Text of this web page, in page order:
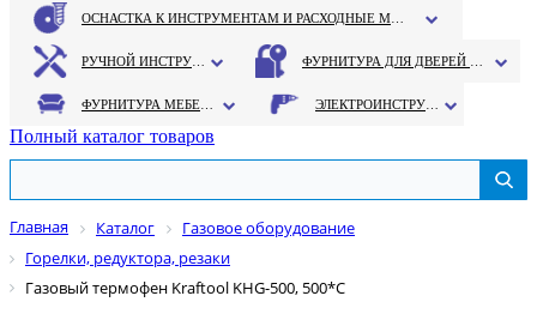
Полный каталог товаров
Главная Каталог
Газовое оборудование
Горелки, редуктора, резаки
Газовый термофен Kraftool KHG-500, 500*С